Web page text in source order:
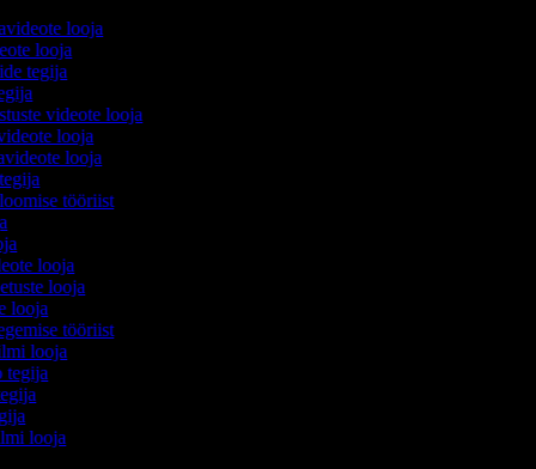
looja
looja
tegija
videote looja
looja
looja
tööriist
looja
looja
looja
tööriist
looja
tegija
looja